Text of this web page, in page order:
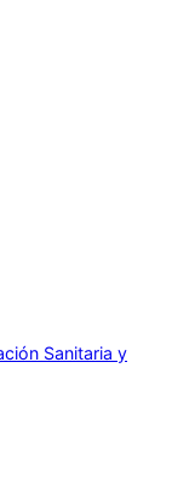
Sanitaria y